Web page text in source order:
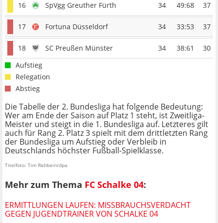
16 SpVgg Greuther Fürth 34 49:68 37
17 Fortuna Düsseldorf 34 33:53 37
18 SC Preußen Münster 34 38:61
30
Aufstieg
Relegation
Abstieg
Die Tabelle der 2. Bundesliga hat folgende Bedeutung:
Wer am Ende der Saison auf Platz 1 steht, ist Zweitliga-
Meister und steigt in die 1. Bundesliga auf. Letzteres gilt
auch für Rang 2. Platz 3 spielt mit dem drittletzten Rang
der Bundesliga um Aufstieg oder Verbleib in
Deutschlands höchster Fußball-Spielklasse.
Titelfoto: Tim Rehbein/dpa
Mehr zum Thema FC Schalke 04:
ERMITTLUNGEN LAUFEN: MISSBRAUCHSVERDACHT
GEGEN JUGENDTRAINER VON SCHALKE 04